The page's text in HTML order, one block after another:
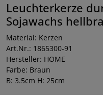
Leuchterkerze
Sojawachs
Material: Kerzen
Art.Nr.: 1865300-91
Hersteller: HOME
Farbe: Braun
B: 3.5cm H: 25cm